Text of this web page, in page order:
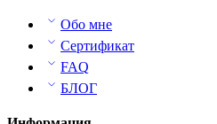
Обо мне
Сертификат
FAQ
БЛОГ